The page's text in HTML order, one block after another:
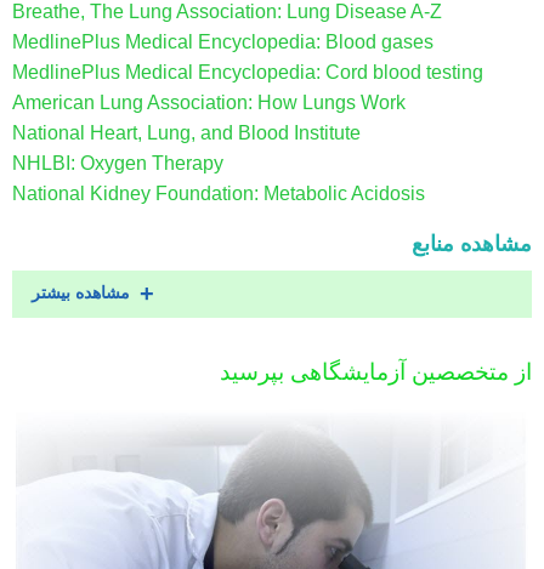
Breathe, The Lung Association: Lung Disease A-Z
MedlinePlus Medical Encyclopedia: Blood gases
MedlinePlus Medical Encyclopedia: Cord blood testing
American Lung Association: How Lungs Work
National Heart, Lung, and Blood Institute
NHLBI: Oxygen Therapy
National Kidney Foundation: Metabolic Acidosis
مشاهده منابع
مشاهده بیشتر
از متخصصین آزمایشگاهی بپرسید